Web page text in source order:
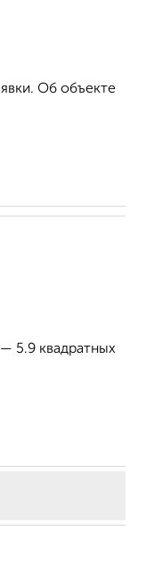
Об объекте
5.9 квадратных